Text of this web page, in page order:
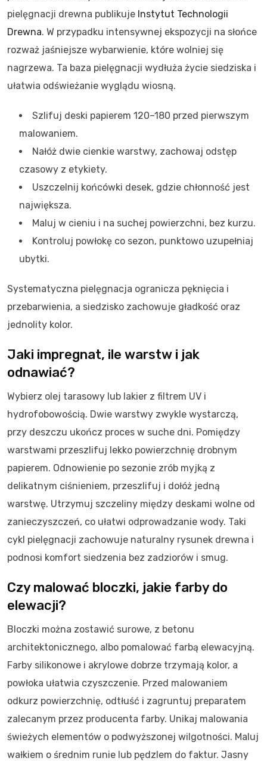
pielęgnacji drewna publikuje Instytut Technologii
Drewna. W przypadku intensywnej ekspozycji na słońce
rozważ jaśniejsze wybarwienie, które wolniej się
nagrzewa. Ta baza pielęgnacji wydłuża życie siedziska i
ułatwia odświeżanie wyglądu wiosną.
Szlifuj deski papierem 120–180 przed pierwszym
malowaniem.
Nałóż dwie cienkie warstwy, zachowaj odstęp
czasowy z etykiety.
Uszczelnij końcówki desek, gdzie chłonność jest
największa.
Maluj w cieniu i na suchej powierzchni, bez kurzu.
Kontroluj powłokę co sezon, punktowo uzupełniaj
ubytki.
Systematyczna pielęgnacja ogranicza pęknięcia i
przebarwienia, a siedzisko zachowuje gładkość oraz
jednolity kolor.
Jaki impregnat, ile warstw i jak
odnawiać?
Wybierz olej tarasowy lub lakier z filtrem UV i
hydrofobowością. Dwie warstwy zwykle wystarczą,
przy deszczu ukończ proces w suche dni. Pomiędzy
warstwami przeszlifuj lekko powierzchnię drobnym
papierem. Odnowienie po sezonie zrób myjką z
delikatnym ciśnieniem, przeszlifuj i dołóż jedną
warstwę. Utrzymuj szczeliny między deskami wolne od
zanieczyszczeń, co ułatwi odprowadzanie wody. Taki
cykl pielęgnacji zachowuje naturalny rysunek drewna i
podnosi komfort siedzenia bez zadziorów i smug.
Czy malować bloczki, jakie farby do
elewacji?
Bloczki można zostawić surowe, z betonu
architektonicznego, albo pomalować farbą elewacyjną.
Farby silikonowe i akrylowe dobrze trzymają kolor, a
powłoka ułatwia czyszczenie. Przed malowaniem
odkurz powierzchnię, odtłuść i zagruntuj preparatem
zalecanym przez producenta farby. Unikaj malowania
świeżych elementów o podwyższonej wilgotności. Maluj
wałkiem o średnim runie lub pędzlem do faktur. Jasny